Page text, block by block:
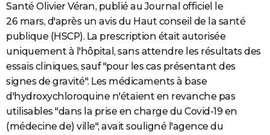
Santé Olivier Véran, publié au Journal officiel le
26 mars, d'après un avis du Haut conseil de la santé
publique (HSCP). La prescription était autorisée
uniquement à l'hôpital, sans attendre les résultats des
essais cliniques, sauf "pour les cas présentant des
signes de gravité". Les médicaments à base
d'hydroxychloroquine n'étaient en revanche pas
utilisables "dans la prise en charge du Covid-19 en
(médecine de) ville", avait souligné l'agence du